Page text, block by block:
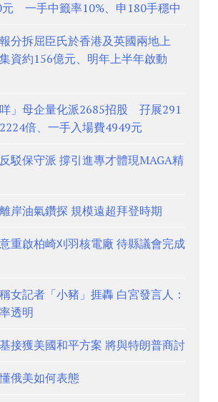
元 一手中籤率10%、申180手穩中
分拆屈臣氏於香港及英國兩地上
資約156億元、明年上半年啟動
咩」母企量化派2685招股 孖展291
倍、一手入場費4949元
駁保守派 撐引進專才體現MAGA精
岸油氣鑽探 規模遠超拜登時期
重啟柏崎刈羽核電廠 待縣議會完成
女記者「小豬」捱轟 白宮發言人：
透明
接獲美國和平方案 將與特朗普商討
俄美如何表態